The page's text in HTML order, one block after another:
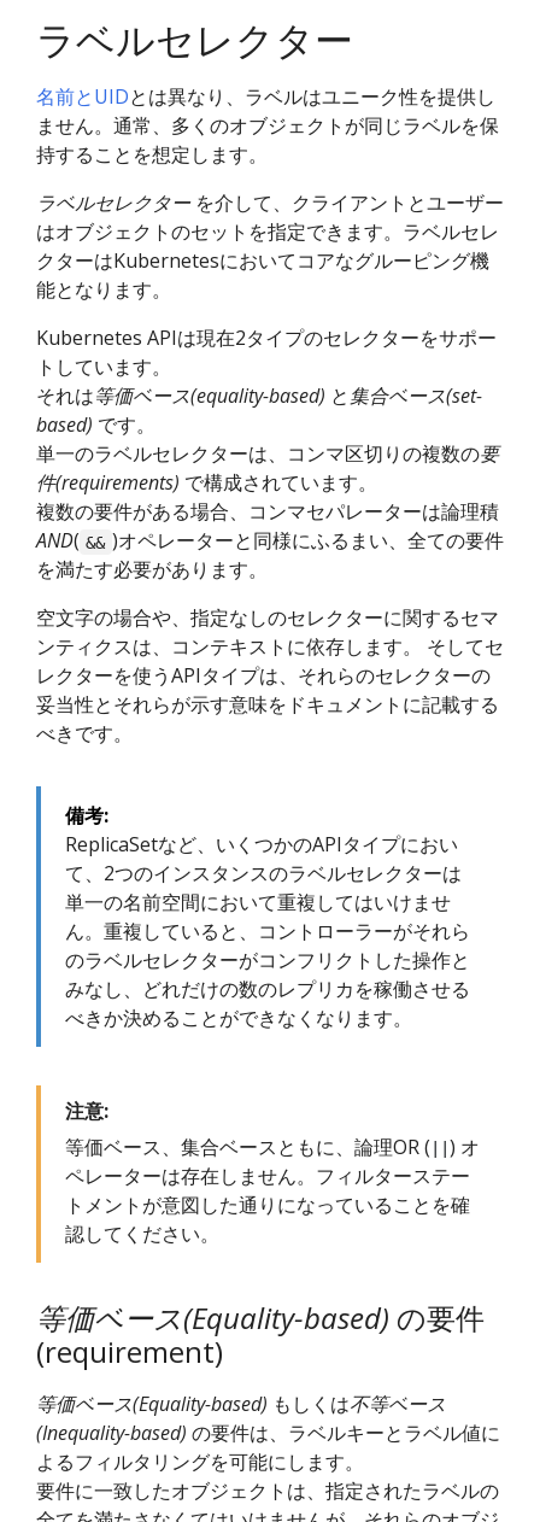
ラベルセレクター
名前とUIDとは異なり、ラベルはユニーク性を提供し
ません。通常、多くのオブジェクトが同じラベルを保
持することを想定します。
ラベルセレクターを介して、クライアントとユーザー
はオブジェクトのセットを指定できます。ラベルセレ
クターはKubernetesにおいてコアなグルーピング機
能となります。
Kubernetes APIは現在2タイプのセレクターをサポー
トしています。
それは等価ベース(equality-based) と集合ベース(set-
based) です。
単一のラベルセレクターは、コンマ区切りの複数の要
件(requirements) で構成されています。
複数の要件がある場合、コンマセパレーターは論理積
AND( && )オペレーターと同様にふるまい、全ての要件
を満たす必要があります。
空文字の場合や、指定なしのセレクターに関するセマ
ンティクスは、コンテキストに依存します。 そしてセ
レクターを使うAPIタイプは、それらのセレクターの
妥当性とそれらが示す意味をドキュメントに記載する
べきです。
備考:
ReplicaSetなど、いくつかのAPIタイプにおい
て、2つのインスタンスのラベルセレクターは
単一の名前空間において重複してはいけませ
ん。重複していると、コントローラーがそれら
のラベルセレクターがコンフリクトした操作と
みなし、どれだけの数のレプリカを稼働させる
べきか決めることができなくなります。
注意:
等価ベース、集合ベースともに、論理OR (
) オ
ペレーターは存在しません。フィルターステー
トメントが意図した通りになっていることを確
認してください。
等価ベース(Equality-based) の要件
(requirement)
等価ベース(Equality-based) もしくは不等ベース
(Inequality-based) の要件は、ラベルキーとラベル値に
よるフィルタリングを可能にします。
要件に一致したオブジェクトは、指定されたラベルの